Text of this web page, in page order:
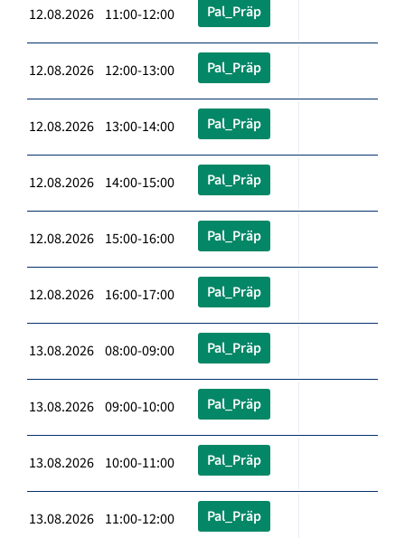
12.08.2026 11:00-12:00 Pal_Präp
12.08.2026 12:00-13:00 Pal_Präp
12.08.2026 13:00-14:00 Pal_Präp
12.08.2026 14:00-15:00 Pal_Präp
12.08.2026 15:00-16:00 Pal_Präp
12.08.2026 16:00-17:00 Pal_Präp
13.08.2026 08:00-09:00 Pal_Präp
13.08.2026 09:00-10:00 Pal_Präp
13.08.2026 10:00-11:00 Pal_Präp
13.08.2026 11:00-12:00 Pal_Präp